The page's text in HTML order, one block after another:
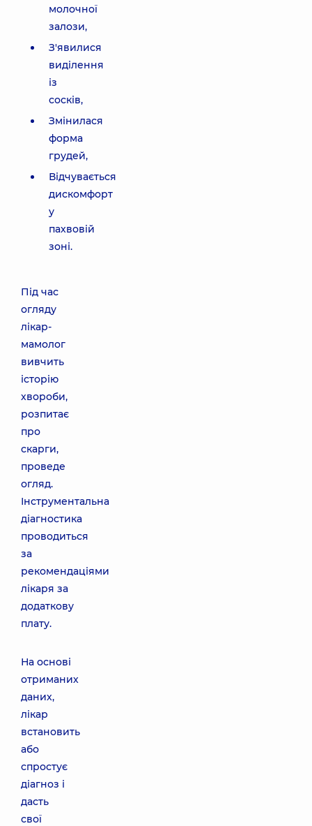
молочної
залози,
З'явилися
виділення
із
сосків,
Змінилася
форма
грудей,
Відчувається
дискомфорт
у
пахвовій
зоні.
Під час
огляду
лікар-
мамолог
вивчить
історію
хвороби,
розпитає
про
скарги,
проведе
огляд.
Інструментальна
діагностика
проводиться
за
рекомендаціями
лікаря за
додаткову
плату.
На основі
отриманих
даних,
лікар
встановить
або
спростує
діагноз і
дасть
свої